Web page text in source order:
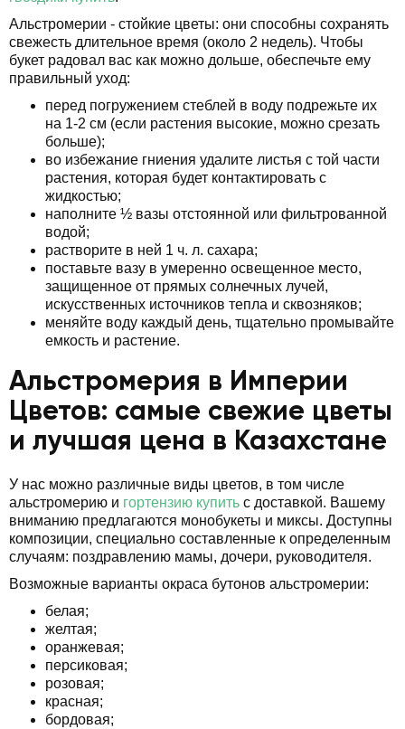
Альстромерии - стойкие цветы: они способны сохранять
свежесть длительное время (около 2 недель). Чтобы
букет радовал вас как можно дольше, обеспечьте ему
правильный уход:
перед погружением стеблей в воду подрежьте их
на 1-2 см (если растения высокие, можно срезать
больше);
во избежание гниения удалите листья с той части
растения, которая будет контактировать с
жидкостью;
наполните ½ вазы отстоянной или фильтрованной
водой;
растворите в ней 1 ч. л. сахара;
поставьте вазу в умеренно освещенное место,
защищенное от прямых солнечных лучей,
искусственных источников тепла и сквозняков;
меняйте воду каждый день, тщательно промывайте
емкость и растение.
Альстромерия в Империи
Цветов: самые свежие цветы
и лучшая цена в Казахстане
У нас можно различные виды цветов, в том числе
альстромерию и гортензию купить с доставкой. Вашему
вниманию предлагаются монобукеты и миксы. Доступны
композиции, специально составленные к определенным
случаям: поздравлению мамы, дочери, руководителя.
Возможные варианты окраса бутонов альстромерии:
белая;
желтая;
оранжевая;
персиковая;
розовая;
красная;
бордовая;